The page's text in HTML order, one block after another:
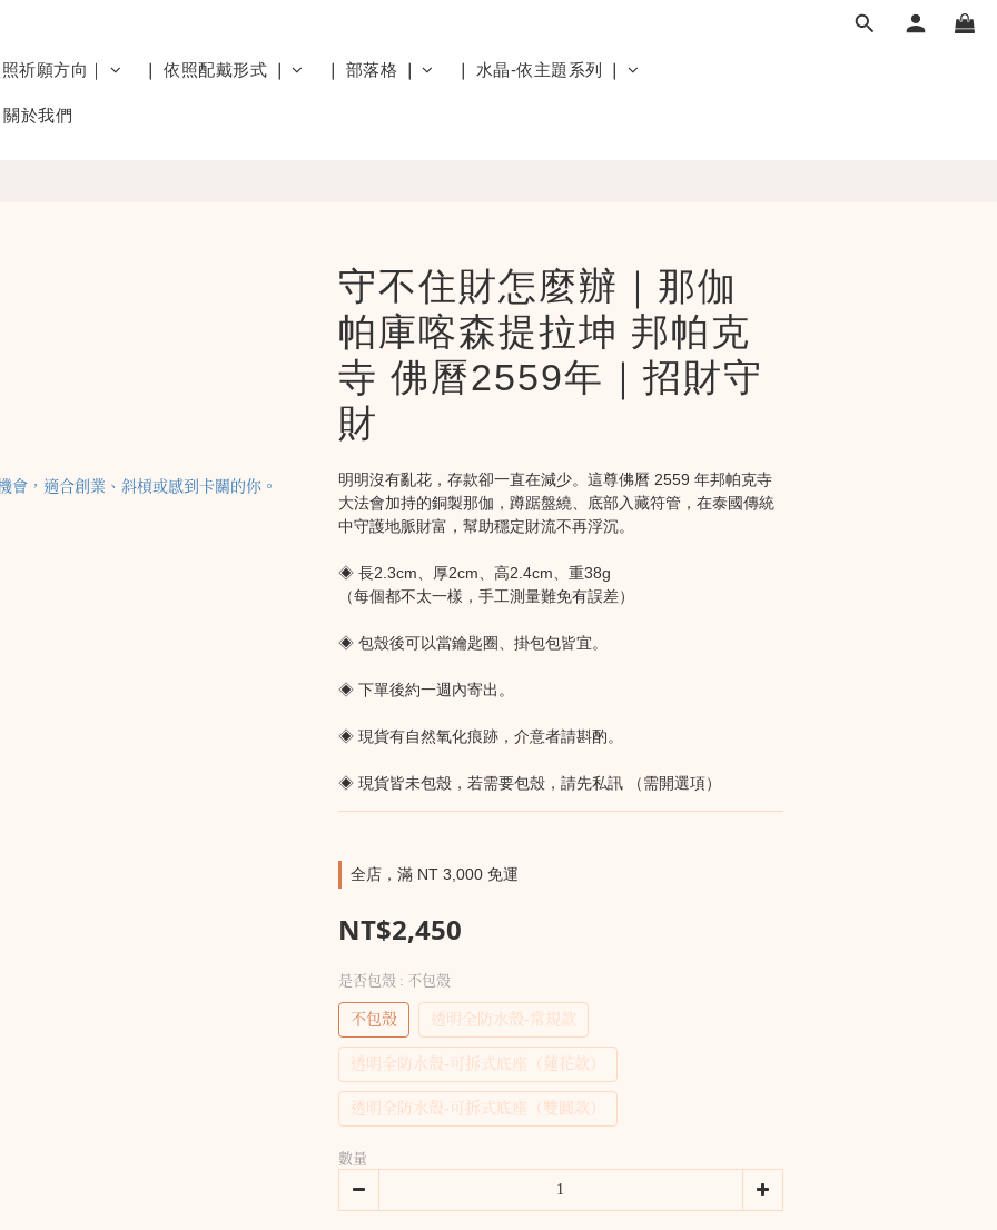
祈願方向｜ ❘ 依照配戴形式 ❘ ❘ 部落格 ❘ ❘ 水晶-依主題系列 ❘
關於我們
守不住財怎麼辦｜那伽
帕庫喀森提拉坤 邦帕克
寺 佛曆2559年｜招財守
財
明明沒有亂花，存款卻一直在減少。這尊佛曆 2559 年邦帕克寺
大法會加持的銅製那伽，蹲踞盤繞、底部入藏符管，在泰國傳統
中守護地脈財富，幫助穩定財流不再浮沉。
◈ 長2.3cm、厚2cm、高2.4cm、重38g
（每個都不太一樣，手工測量難免有誤差）
◈ 包殼後可以當鑰匙圈、掛包包皆宜。
◈ 下單後約一週內寄出。
◈ 現貨有自然氧化痕跡，介意者請斟酌。
◈ 現貨皆未包殼，若需要包殼，請先私訊 （需開選項）
全店，滿 NT 3,000 免運
NT$2,450
是否包殼 : 不包殼
不包殼 透明全防水殼-常規款
透明全防水殼-可拆式底座（蓮花款）
透明全防水殼-可拆式底座（雙圓款）
數量